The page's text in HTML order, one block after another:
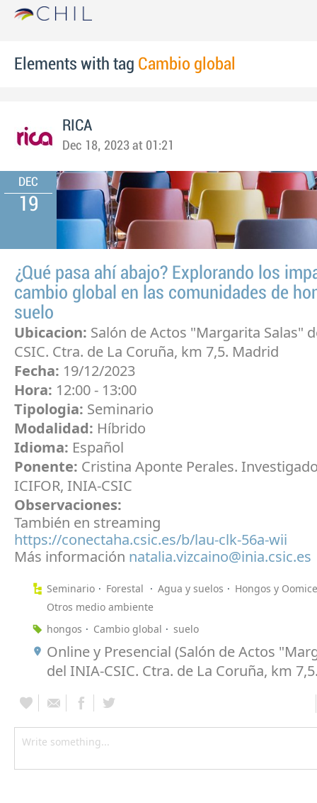
Elements with tag Cambio global
RICA
Dec 18, 2023 at 01:21
DEC
19
¿Qué pasa ahí abajo? Explorando los
cambio global en las comunidades de
suelo
Ubicacion: Salón de Actos "Margarita Salas"
CSIC. Ctra. de La Coruña, km 7,5. Madrid
Fecha: 19/12/2023
Hora: 12:00 - 13:00
Tipologia: Seminario
Modalidad: Híbrido
Idioma: Español
Ponente: Cristina Aponte Perales.
ICIFOR, INIA-CSIC
Observaciones:
También en streaming
https://conectaha.csic.es/b/lau-clk-56a-wii
Más información natalia.vizcaino@inia.csic.es
Seminario Forestal Agua y suelos
Hongos y
Otros medio ambiente
hongos
Cambio global suelo
Online y Presencial (Salón de Actos
del INIA-CSIC. Ctra. de La Coruña, km